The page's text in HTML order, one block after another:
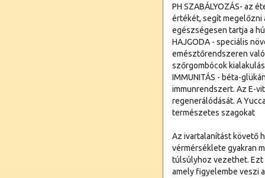
PH SZABÁLYOZÁS- az
értékét, segít megelőzni
egészségesen tartja a
HAJGODA - speciális
emésztőrendszeren
szőrgombócok
IMMUNITÁS - béta-
immunrendszert. Az E-
regenerálódását. A
természetes szagokat
Az ivartalanítást követő
vérmérséklete gyakran
túlsúlyhoz vezethet.
amely figyelembe veszi